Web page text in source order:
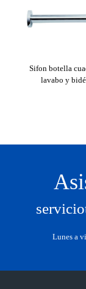
Sifon botella
lavabo y
Lunes a